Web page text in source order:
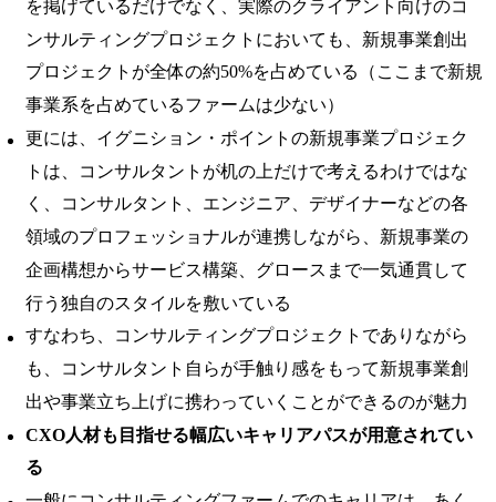
を掲げているだけでなく、実際のクライアント向けのコ
ンサルティングプロジェクトにおいても、 新規事業創出
プロジェクトが全体の約50%を占めている（ ここまで新規
事業系を占めているファームは少ない）
更には、イグニション・ポイントの新規事業プロジェク
トは、コンサルタントが机の上だけで考えるわけではな
く、コンサルタント、エンジニア、デザイナーなどの各
領域のプロフェッショナルが連携しながら、新規事業の
企画構想からサービス構築、グロースまで一気通貫して
行う独自のスタイルを敷いている
すなわち、
コンサルティングプロジェクトでありながら
も、コンサルタント自らが手触り感をもって新規事業創
出や事業立ち上げに携わっていくことができるのが魅力
CXO人材も目指せる幅広いキャリアパスが用意されてい
る